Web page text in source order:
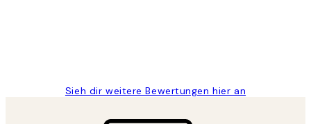
Sieh dir weitere Bewertungen hier an